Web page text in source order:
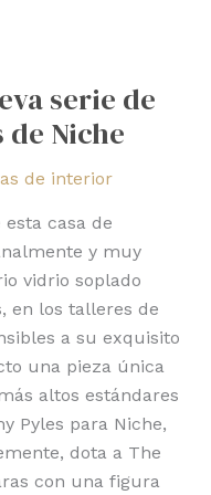
serie de
Niche
de interior
casa de
y muy
vidrio soplado
en los talleres de
a su exquisito
una pieza única
altos estándares
Pyles para Niche,
dota a The
con una figura